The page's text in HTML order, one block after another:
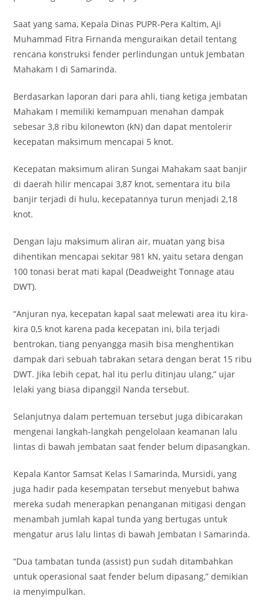
Saat yang sama, Kepala Dinas PUPR-Pera Kaltim, Aji
Muhammad Fitra Firnanda menguraikan detail tentang
rencana konstruksi fender perlindungan untuk Jembatan
Mahakam I di Samarinda.
Berdasarkan laporan dari para ahli, tiang ketiga jembatan
Mahakam I memiliki kemampuan menahan dampak
sebesar 3,8 ribu kilonewton (kN) dan dapat mentolerir
kecepatan maksimum mencapai 5 knot.
Kecepatan maksimum aliran Sungai Mahakam saat banjir
di daerah hilir mencapai 3,87 knot, sementara itu bila
banjir terjadi di hulu, kecepatannya turun menjadi 2,18
knot.
Dengan laju maksimum aliran air, muatan yang bisa
dihentikan mencapai sekitar 981 kN, yaitu setara dengan
100 tonasi berat mati kapal (Deadweight Tonnage atau
DWT).
“Anjuran nya, kecepatan kapal saat melewati area itu kira-
kira 0,5 knot karena pada kecepatan ini, bila terjadi
bentrokan, tiang penyangga masih bisa menghentikan
dampak dari sebuah tabrakan setara dengan berat 15 ribu
DWT. Jika lebih cepat, hal itu perlu ditinjau ulang,” ujar
lelaki yang biasa dipanggil Nanda tersebut.
Selanjutnya dalam pertemuan tersebut juga dibicarakan
mengenai langkah-langkah pengelolaan keamanan lalu
lintas di bawah jembatan saat fender belum dipasangkan.
Kepala Kantor Samsat Kelas I Samarinda, Mursidi, yang
juga hadir pada kesempatan tersebut menyebut bahwa
mereka sudah menerapkan penanganan mitigasi dengan
menambah jumlah kapal tunda yang bertugas untuk
mengatur arus lalu lintas di bawah Jembatan I Samarinda.
“Dua tambatan tunda (assist) pun sudah ditambahkan
untuk operasional saat fender belum dipasang,” demikian
ia menyimpulkan.